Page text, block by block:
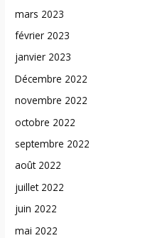
mars 2023
février 2023
janvier 2023
Décembre 2022
novembre 2022
octobre 2022
septembre 2022
août 2022
juillet 2022
juin 2022
mai 2022